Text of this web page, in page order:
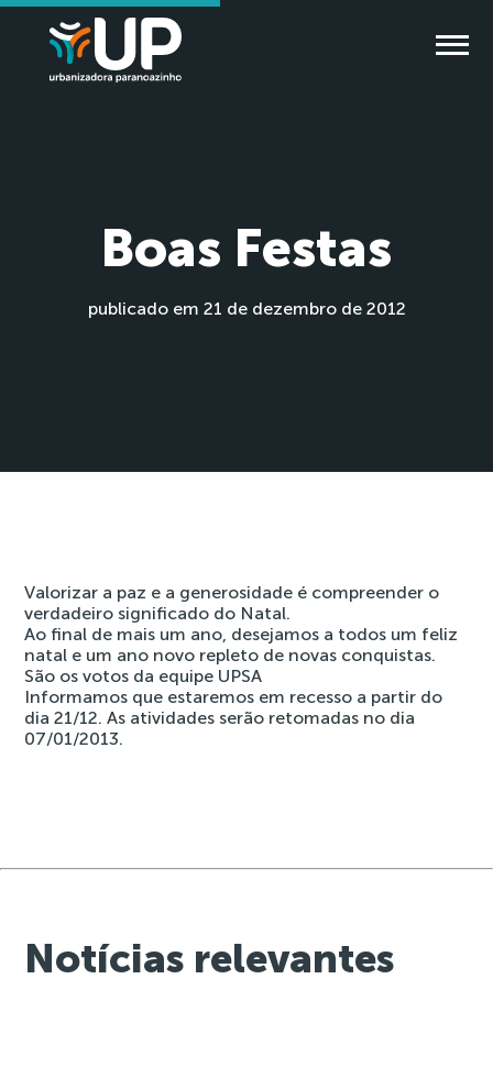
Boas Festas
publicado em 21 de dezembro de 2012
Valorizar a paz e a generosidade é compreender o
verdadeiro significado do Natal.
Ao final de mais um ano, desejamos a todos um feliz
natal e um ano novo repleto de novas conquistas.
São os votos da equipe UPSA
Informamos que estaremos em recesso a partir do
dia 21/12. As atividades serão retomadas no dia
07/01/2013.
Notícias relevantes